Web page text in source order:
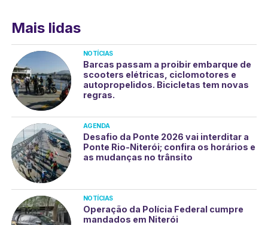
Mais lidas
NOTÍCIAS
Barcas passam a proibir embarque de
scooters elétricas, ciclomotores e
autopropelidos. Bicicletas tem novas
regras.
AGENDA
Desafio da Ponte 2026 vai interditar a
Ponte Rio-Niterói; confira os horários e
as mudanças no trânsito
NOTÍCIAS
Operação da Polícia Federal cumpre
mandados em Niterói